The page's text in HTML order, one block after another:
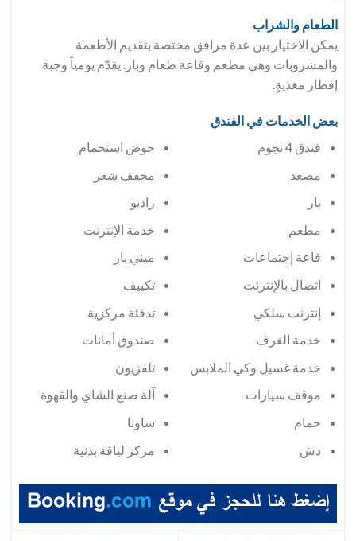
الطعام والشراب
يمكن الاختيار بين عدة مرافق مختصة بتقديم الأطعمة
والمشروبات وهي مطعم وقاعة طعام وبار. يقدّم يومياً وجبة
إفطار مغذيةٍ.
بعض الخدمات في الفندق
فندق 4 نجوم
مصعد
بار
مطعم
قاعة إجتماعات
اتصال بالإنترنت
إنترنت سلكي
خدمة الغرف
خدمة غسيل وكي الملابس
موقف سيارات
حمام
دش
حوض استحمام
مجفف شعر
راديو
خدمة الإنترنت
ميني بار
تكييف
تدفئة مركزية
صندوق أمانات
تلفزيون
آلة صنع الشاي والقهوة
ساونا
مركز لياقة بدنية